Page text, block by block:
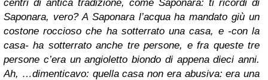
centri di antica tradizione, come Saponara: ti ricordi di
Saponara, vero? A Saponara l’acqua ha mandato giù un
costone roccioso che ha sotterrato una casa, e -con la
casa- ha sotterrato anche tre persone, e fra queste tre
persone c’era un angioletto biondo di appena dieci anni.
Ah, …dimenticavo: quella casa non era abusiva: era una